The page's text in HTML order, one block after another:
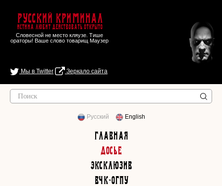
Русский Криминал
Истина любит действовать открыто
Словесной не место кляузе. Тише
ораторы! Ваше слово товарищ Маузер
Мы в Twitter Зеркало сайта
Русский English
Главная
Досье
Эксклюзив
ВЧК-ОГПУ